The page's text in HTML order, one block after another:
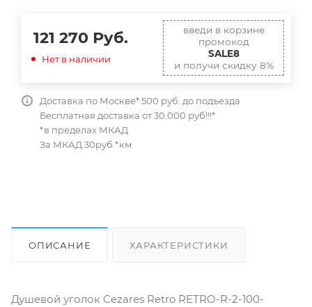
121 270 Руб.
Нет в наличии
введи в корзине
промокод
SALE8
и получи скидку 8%
Доставка по Москве* 500 руб. до подъезда
Бесплатная доставка от 30.000 руб!!!*
*в пределах МКАД
За МКАД 30руб.*км
ОПИСАНИЕ ХАРАКТЕРИСТИКИ
Душевой уголок Cezares Retro RETRO-R-2-100-